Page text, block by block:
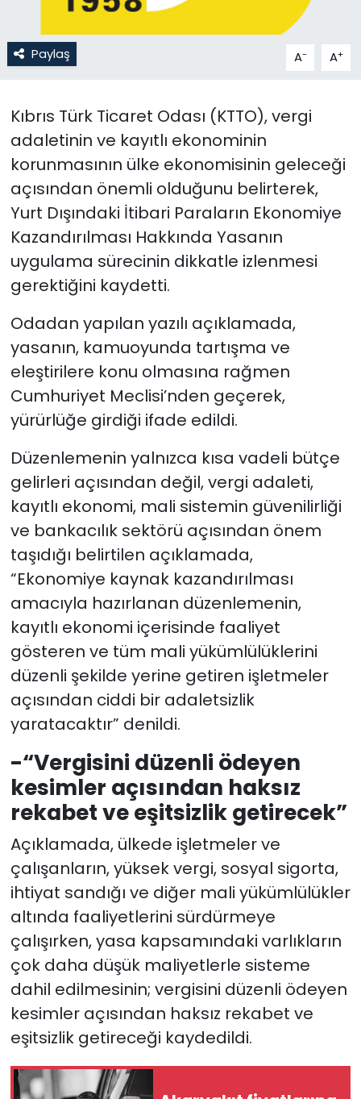
Paylaş A- A+
Kıbrıs Türk Ticaret Odası (KTTO), vergi
adaletinin ve kayıtlı ekonominin
korunmasının ülke ekonomisinin geleceği
açısından önemli olduğunu belirterek,
Yurt Dışındaki İtibari Paraların Ekonomiye
Kazandırılması Hakkında Yasanın
uygulama sürecinin dikkatle izlenmesi
gerektiğini kaydetti.
Odadan yapılan yazılı açıklamada,
yasanın, kamuoyunda tartışma ve
eleştirilere konu olmasına rağmen
Cumhuriyet Meclisi’nden geçerek,
yürürlüğe girdiği ifade edildi.
Düzenlemenin yalnızca kısa vadeli bütçe
gelirleri açısından değil, vergi adaleti,
kayıtlı ekonomi, mali sistemin güvenilirliği
ve bankacılık sektörü açısından önem
taşıdığı belirtilen açıklamada,
“Ekonomiye kaynak kazandırılması
amacıyla hazırlanan düzenlemenin,
kayıtlı ekonomi içerisinde faaliyet
gösteren ve tüm mali yükümlülüklerini
düzenli şekilde yerine getiren işletmeler
açısından ciddi bir adaletsizlik
yaratacaktır” denildi.
-“Vergisini düzenli ödeyen
kesimler açısından haksız
rekabet ve eşitsizlik getirecek”
Açıklamada, ülkede işletmeler ve
çalışanların, yüksek vergi, sosyal sigorta,
ihtiyat sandığı ve diğer mali yükümlülükler
altında faaliyetlerini sürdürmeye
çalışırken, yasa kapsamındaki varlıkların
çok daha düşük maliyetlerle sisteme
dahil edilmesinin; vergisini düzenli ödeyen
kesimler açısından haksız rekabet ve
eşitsizlik getireceği kaydedildi.
Politika
SAĞLIK
Teknoloji
TÜRKiYE
Video Galeri
YAŞAM
Yazarlar